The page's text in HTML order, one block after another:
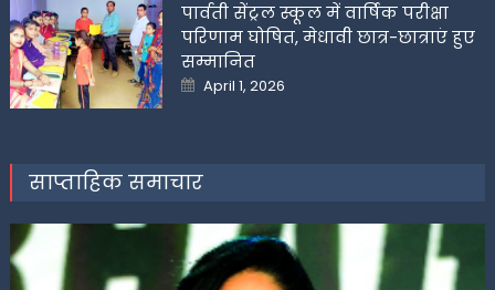
पार्वती सेंट्रल स्कूल में वार्षिक परीक्षा
परिणाम घोषित, मेधावी छात्र-छात्राएं हुए
सम्मानित
Posted
on
April 1, 2026
साप्ताहिक समाचार